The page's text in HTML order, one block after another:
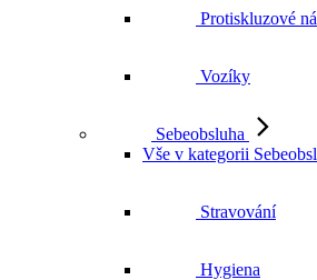
Protiskluzové
Vozíky
Sebeobsluha
Vše v kategorii
Stravování
Hygiena